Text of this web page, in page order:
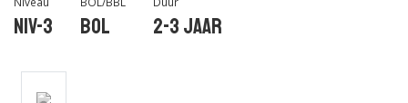
Niv-3 BOL 2-3 jaar